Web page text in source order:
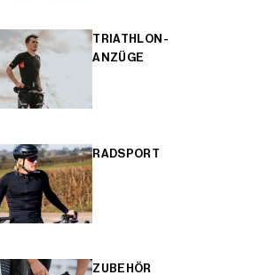
TRIATHLON-
ANZÜGE
RADSPORT
ZUBEHÖR